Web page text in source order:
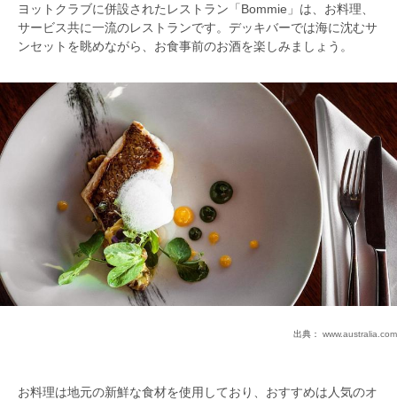
ヨットクラブに併設されたレストラン「Bommie」は、お料理、
サービス共に一流のレストランです。デッキバーでは海に沈むサ
ンセットを眺めながら、お食事前のお酒を楽しみましょう。
出典： www.australia.com
お料理は地元の新鮮な食材を使用しており、おすすめは人気のオ